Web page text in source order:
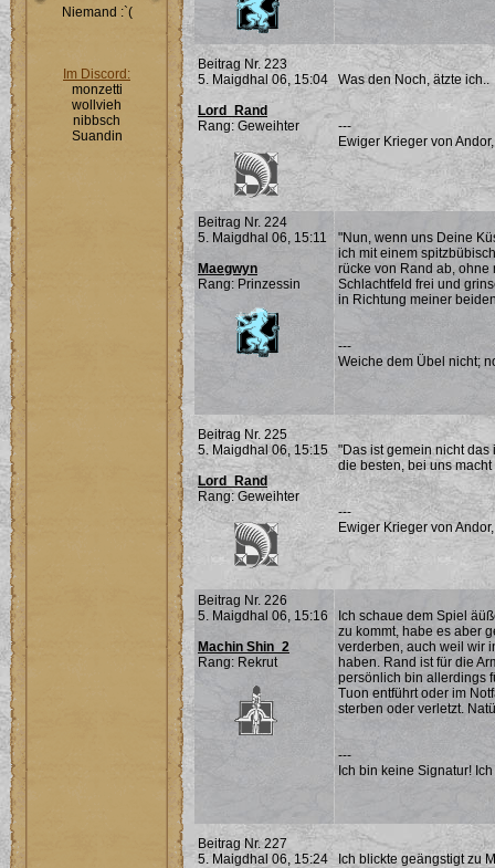
Niemand :`(
Im Discord:
monzetti
wollvieh
nibbsch
Suandin
Beitrag Nr. 223
5. Maigdhal 06, 15:04
Lord_Rand
Rang: Geweihter
Was den Noch, ätzte ich..
---
Ewiger Krieger von
Beitrag Nr. 224
5. Maigdhal 06, 15:11
Maegwyn
Rang: Prinzessin
"Nun, wenn uns Deine
ich mit einem
rücke von Rand ab, ohne
Schlachtfeld frei und
in Richtung meiner
---
Weiche dem Übel nicht;
Beitrag Nr. 225
5. Maigdhal 06, 15:15
Lord_Rand
Rang: Geweihter
"Das ist gemein nicht
die besten, bei uns
---
Ewiger Krieger von
Beitrag Nr. 226
5. Maigdhal 06, 15:16
Machin Shin_2
Rang: Rekrut
Ich schaue dem Spiel
zu kommt, habe es aber
verderben, auch weil wir
haben. Rand ist für die
persönlich bin allerdings
Tuon entführt oder im
sterben oder verletzt.
---
Ich bin keine Signatur!
Beitrag Nr. 227
5. Maigdhal 06, 15:24
Ich blickte geängstigt zu